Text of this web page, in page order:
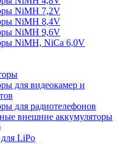
NiMH 7,2V
NiMH 8,4V
NiMH 9,6V
NiMH, NiCa 6,0V
для видеокамер и
для радиотелефонов
внешние аккумуляторы
LiPo